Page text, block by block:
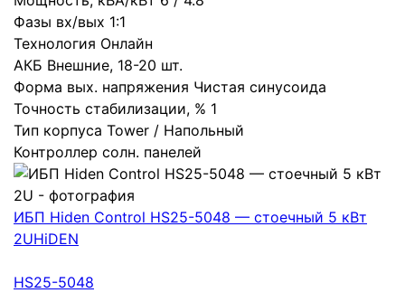
Фазы вх/вых 1:1
Технология Онлайн
АКБ Внешние, 18-20 шт.
Форма вых. напряжения Чистая синусоида
Точность стабилизации, % 1
Тип корпуса Tower / Напольный
Контроллер солн. панелей
ИБП Hiden Control HS25-5048 — стоечный 5 кВт
2UHiDEN
HS25-5048